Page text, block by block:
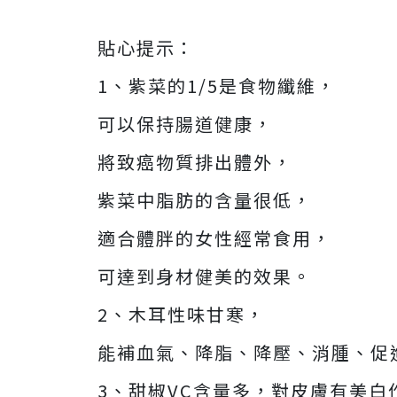
貼心提示：
1、紫菜的1/5是食物纖維，
可以保持腸道健康，
將致癌物質排出體外，
紫菜中脂肪的含量很低，
適合體胖的女性經常食用，
可達到身材健美的效果。
2、木耳性味甘寒，
能補血氣、降脂、降壓、消腫、促
3、甜椒VC含量多，對皮膚有美白